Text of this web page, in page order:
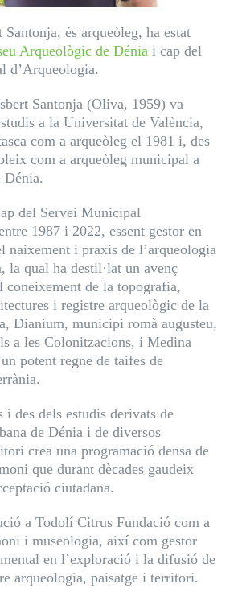
és arqueòleg, ha estat
Arqueològic de Dénia i cap del
d’Arqueologia.
Santonja (Oliva, 1959) va
a la Universitat de València,
com a arqueòleg el 1981 i, des
com a arqueòleg municipal a
Dénia.
del Servei Municipal
1987 i 2022, essent gestor en
naixement i praxis de l’arqueologia
la qual ha destil·lat un avenç
de la topografia,
i registre arqueològic de la
Dianium, municipi romà augusteu,
a les Colonitzacions, i Medina
potent regne de taifes de
i des dels estudis derivats de
de Dénia i de diversos
crea una programació densa de
que durant dècades gaudeix
ciutadana.
a Todolí Citrus Fundació com a
i museologia, així com gestor
en l’exploració i la difusió de
arqueologia, paisatge i territori.